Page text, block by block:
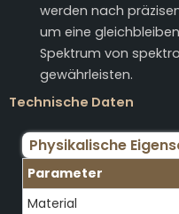
werden nach
um eine
Spektrum von
gewährleisten.
Technische Daten
Physikalische
Parameter
Material